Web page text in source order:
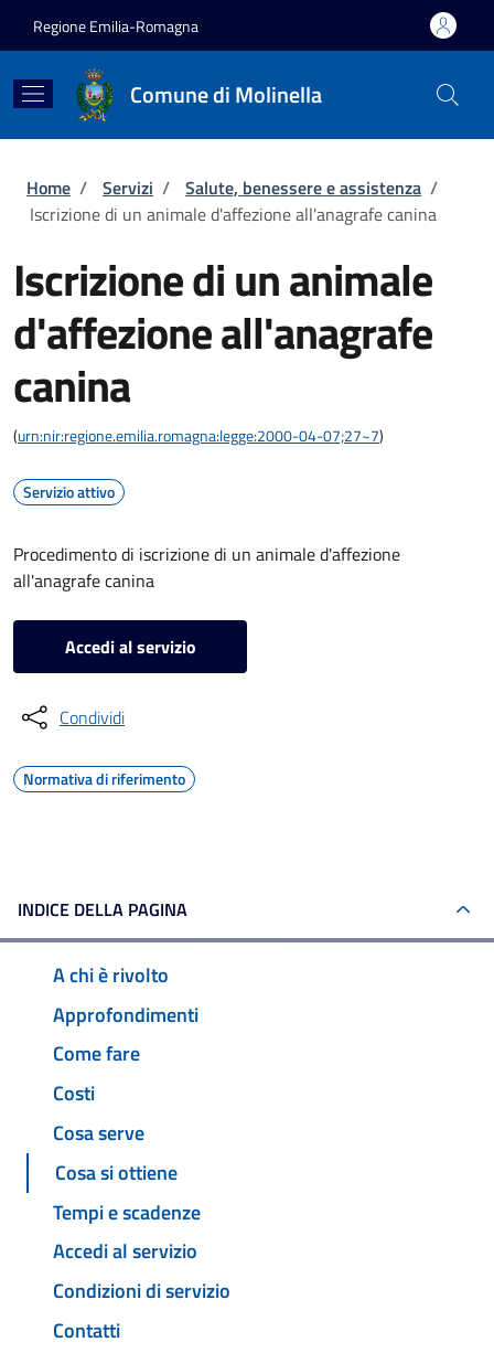
Regione Emilia-Romagna
Comune di Molinella
Briciole di pane
Home / Servizi / Salute, benessere e assistenza /
Iscrizione di un animale d'affezione all'anagrafe canina
Iscrizione di un animale
d'affezione all'anagrafe
canina
(urn:nir:regione.emilia.romagna:legge:2000-04-07;27~7)
Servizio attivo
Procedimento di iscrizione di un animale d'affezione
all'anagrafe canina
Accedi al servizio
Condividi
Normativa di riferimento
INDICE DELLA PAGINA
A chi è rivolto
Approfondimenti
Come fare
Costi
Cosa serve
Cosa si ottiene
Tempi e scadenze
Accedi al servizio
Condizioni di servizio
Contatti